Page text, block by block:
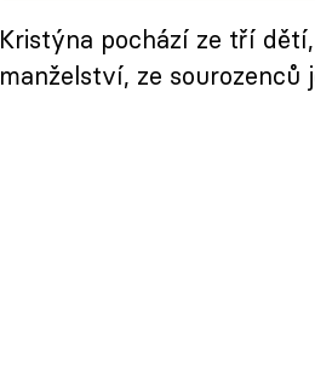
Kristýna pochází ze tří
manželství, ze sourozenců